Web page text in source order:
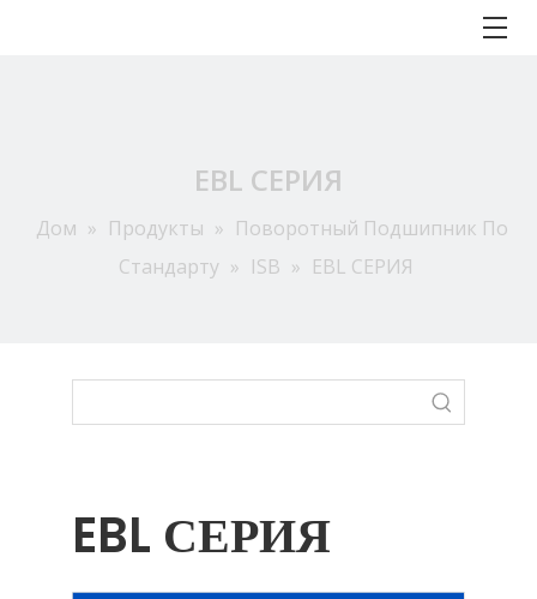
EBL СЕРИЯ
Дом » Продукты » Поворотный Подшипник По
Стандарту » ISB » EBL СЕРИЯ
EBL СЕРИЯ